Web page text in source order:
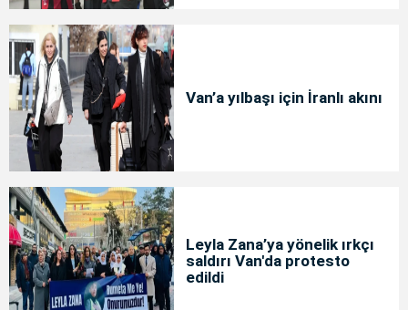
Van’a yılbaşı için İranlı akını
Leyla Zana’ya yönelik ırkçı
saldırı Van'da protesto
edildi